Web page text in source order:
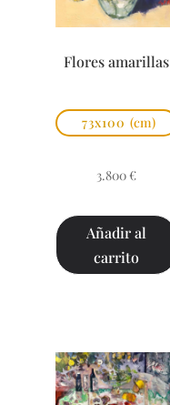
Flores amarillas
73x100 (cm)
3.800 €
Añadir al
carrito